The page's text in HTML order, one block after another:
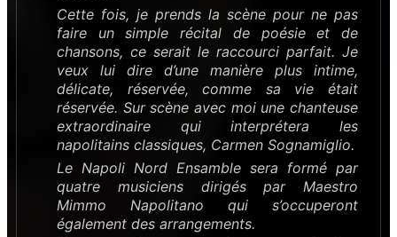
Cette fois, je prends la scène pour ne pas
faire un simple récital de poésie et de
chansons, ce serait le raccourci parfait. Je
veux lui dire d’une manière plus intime,
délicate, réservée, comme sa vie était
réservée. Sur scène avec moi une chanteuse
extraordinaire qui interprétera les
napolitains classiques, Carmen Sognamiglio.
Le Napoli Nord Ensamble sera formé par
quatre musiciens dirigés par Maestro
Mimmo Napolitano qui s’occuperont
également des arrangements.